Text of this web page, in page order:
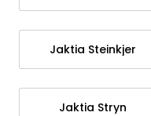
Jaktia Steinkjer
Jaktia Stryn